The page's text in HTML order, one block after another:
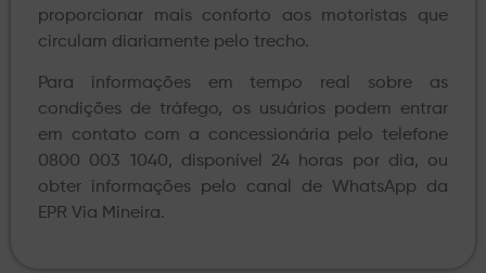
proporcionar mais conforto aos motoristas que
circulam diariamente pelo trecho.
Para informações em tempo real sobre as
condições de tráfego, os usuários podem entrar
em contato com a concessionária pelo telefone
0800 003 1040, disponível 24 horas por dia, ou
obter informações pelo canal de WhatsApp da
EPR Via Mineira.